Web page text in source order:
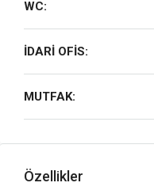
WC:
İDARİ OFİS:
MUTFAK:
Özellikler